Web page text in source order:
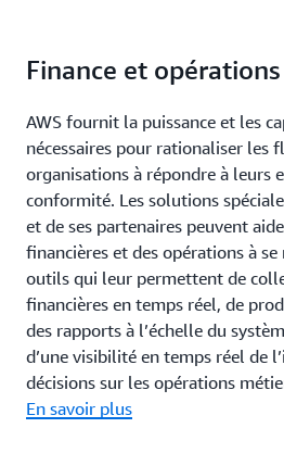
Finance et opérations
AWS fournit la puissance et les
nécessaires pour rationaliser les
organisations à répondre à leurs
conformité. Les solutions
et de ses partenaires peuvent
financières et des opérations à
outils qui leur permettent de
financières en temps réel, de
des rapports à l’échelle du
d’une visibilité en temps réel de
décisions sur les opérations
En savoir plus